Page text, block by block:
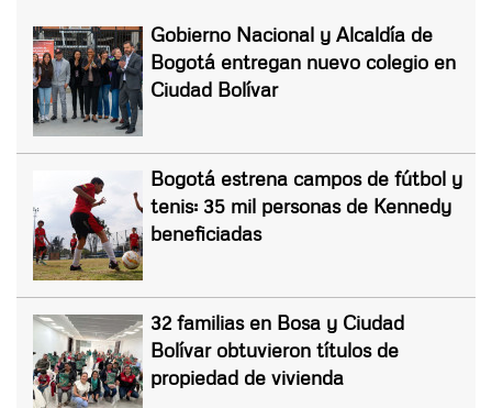
Gobierno Nacional y Alcaldía de
Bogotá entregan nuevo colegio en
Ciudad Bolívar
Bogotá estrena campos de fútbol y
tenis: 35 mil personas de Kennedy
beneficiadas
32 familias en Bosa y Ciudad
Bolívar obtuvieron títulos de
propiedad de vivienda